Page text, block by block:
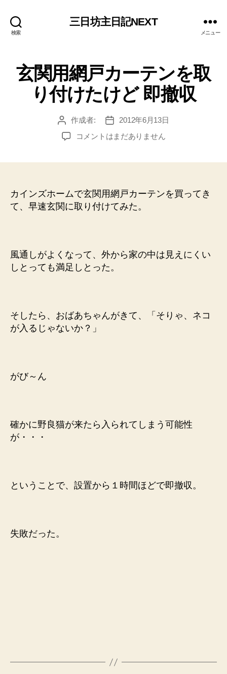
検索
三日坊主日記NEXT
メニュー
玄関用網戸カーテンを取
り付けたけど 即撤収
投
稿
者
作成者:
投
稿
日
2012年6月13日
玄
カ
ー
テ
り
付
ど
即
コメントはまだありません
カインズホームで玄関用網戸カーテンを買ってき
て、早速玄関に取り付けてみた。
風通しがよくなって、外から家の中は見えにくい
しとっても満足しとった。
そしたら、おばあちゃんがきて、「そりゃ、ネコ
が入るじゃないか？」
がび～ん
確かに野良猫が来たら入られてしまう可能性
が・・・
ということで、設置から１時間ほどで即撤収。
失敗だった。